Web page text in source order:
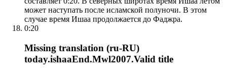
может наступать после исламской полуночи. В этом
случае время Ишаа продолжается до Фаджра.
0:20
Missing translation (ru-RU)
today.ishaaEnd.Mwl2007.Valid title